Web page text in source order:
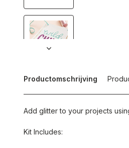
Productomschrijving
Add glitter to your projects
Kit Includes: